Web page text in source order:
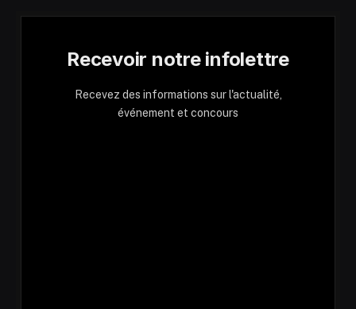
Recevoir notre infolettre
Recevez des informations sur l'actualité,
événement et concours